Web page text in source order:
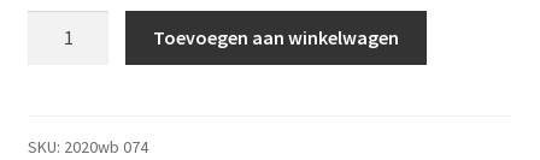
UNC
Toevoegen aan winkelwagen
SKU: 2020wb 074